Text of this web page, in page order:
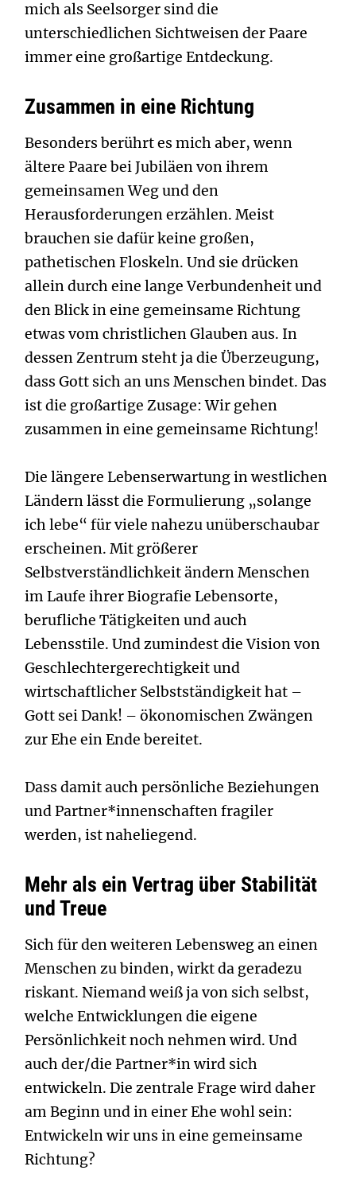
mich als Seelsorger sind die
unterschiedlichen Sichtweisen der Paare
immer eine großartige Entdeckung.
Zusammen in eine Richtung
Besonders berührt es mich aber, wenn
ältere Paare bei Jubiläen von ihrem
gemeinsamen Weg und den
Herausforderungen erzählen. Meist
brauchen sie dafür keine großen,
pathetischen Floskeln. Und sie drücken
allein durch eine lange Verbundenheit und
den Blick in eine gemeinsame Richtung
etwas vom christlichen Glauben aus. In
dessen Zentrum steht ja die Überzeugung,
dass Gott sich an uns Menschen bindet. Das
ist die großartige Zusage: Wir gehen
zusammen in eine gemeinsame Richtung!
Die längere Lebenserwartung in westlichen
Ländern lässt die Formulierung „solange
ich lebe“ für viele nahezu unüberschaubar
erscheinen. Mit größerer
Selbstverständlichkeit ändern Menschen
im Laufe ihrer Biografie Lebensorte,
berufliche Tätigkeiten und auch
Lebensstile. Und zumindest die Vision von
Geschlechtergerechtigkeit und
wirtschaftlicher Selbstständigkeit hat –
Gott sei Dank! – ökonomischen Zwängen
zur Ehe ein Ende bereitet.
Dass damit auch persönliche Beziehungen
und Partner*innenschaften fragiler
werden, ist naheliegend.
Mehr als ein Vertrag über Stabilität
und Treue
Sich für den weiteren Lebensweg an einen
Menschen zu binden, wirkt da geradezu
riskant. Niemand weiß ja von sich selbst,
welche Entwicklungen die eigene
Persönlichkeit noch nehmen wird. Und
auch der/die Partner*in wird sich
entwickeln. Die zentrale Frage wird daher
am Beginn und in einer Ehe wohl sein:
Entwickeln wir uns in eine gemeinsame
Richtung?